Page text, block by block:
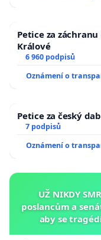
Petice za
Králové
6 960 podpisů
Oznámení o
Petice za český
7 podpisů
Oznámení o
UŽ NIKDY
poslancům a
aby se